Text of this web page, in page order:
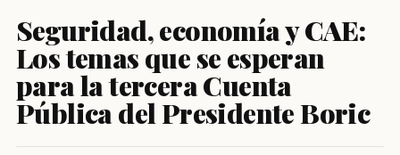
Seguridad, economía y CAE:
Los temas que se esperan
para la tercera Cuenta
Pública del Presidente Boric